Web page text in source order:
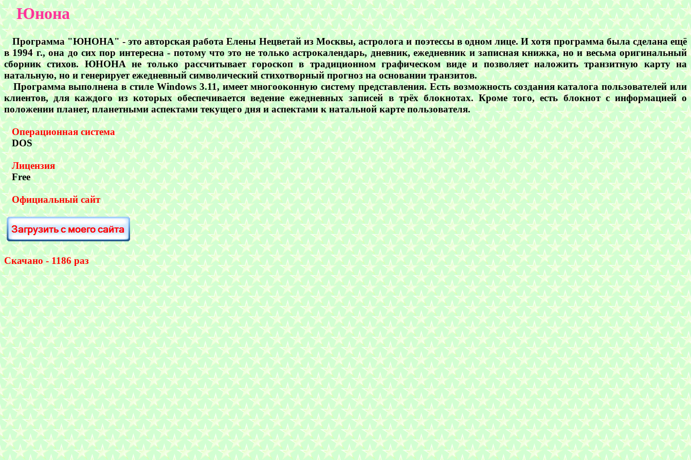
Юнона
Программа "ЮНОНА" - это авторская работа Елены Нецветай из Москвы, астролога и поэтессы в одном лице. И хотя программа была сделана ещё
в 1994 г., она до сих пор интересна - потому что это не только астрокалендарь, дневник, ежедневник и записная книжка, но и весьма оригинальный
сборник стихов. ЮНОНА не только рассчитывает гороскоп в традиционном графическом виде и позволяет наложить транзитную карту на
натальную, но и генерирует ежедневный символический стихотворный прогноз на основании транзитов.
Программа выполнена в стиле Windows 3.11, имеет многооконную систему представления. Есть возможность создания каталога пользователей или
клиентов, для каждого из которых обеспечивается ведение ежедневных записей в трёх блокнотах. Кроме того, есть блокнот с информацией о
положении планет, планетными аспектами текущего дня и аспектами к натальной карте пользователя.
Операционная система
DOS
Лицензия
Free
Официальный сайт
Скачано - 1186 раз